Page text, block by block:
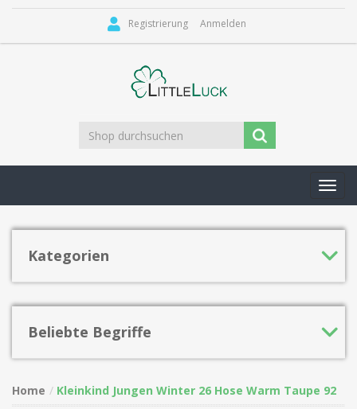
Registrierung Anmelden
Kategorien
Beliebte Begriffe
Home Kleinkind Jungen Winter 26 Hose Warm Taupe 92